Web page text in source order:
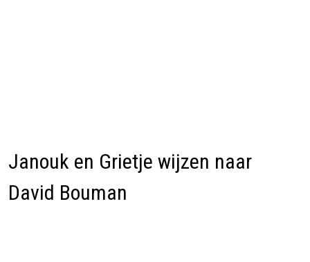
Janouk en Grietje wijzen naar
David Bouman